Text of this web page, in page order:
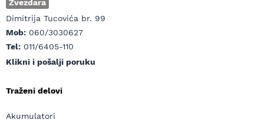
Zvezdara
Dimitrija Tucovića br. 99
Mob: 060/3030627
Tel: 011/6405-110
Klikni i pošalji poruku
Traženi delovi
Akumulatori